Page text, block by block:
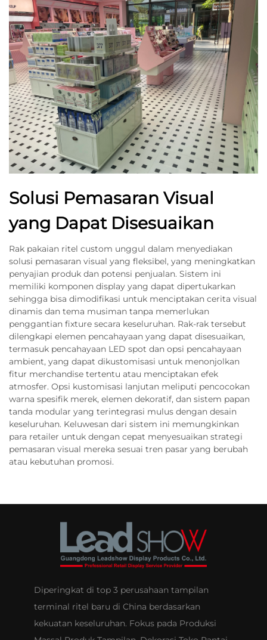
Solusi Pemasaran Visual
yang Dapat Disesuaikan
Rak pakaian ritel custom unggul dalam menyediakan
solusi pemasaran visual yang fleksibel, yang meningkatkan
penyajian produk dan potensi penjualan. Sistem ini
memiliki komponen display yang dapat dipertukarkan
sehingga bisa dimodifikasi untuk menciptakan cerita visual
dinamis dan tema musiman tanpa memerlukan
penggantian fixture secara keseluruhan. Rak-rak tersebut
dilengkapi elemen pencahayaan yang dapat disesuaikan,
termasuk pencahayaan LED spot dan opsi pencahayaan
ambient, yang dapat dikustomisasi untuk menonjolkan
fitur merchandise tertentu atau menciptakan efek
atmosfer. Opsi kustomisasi lanjutan meliputi pencocokan
warna spesifik merek, elemen dekoratif, dan sistem papan
tanda modular yang terintegrasi mulus dengan desain
keseluruhan. Keluwesan dari sistem ini memungkinkan
para retailer untuk dengan cepat menyesuaikan strategi
pemasaran visual mereka sesuai tren pasar yang berubah
atau kebutuhan promosi.
Diperingkat di top 3 perusahaan tampilan
terminal ritel baru di China berdasarkan
kekuatan keseluruhan. Fokus pada Produksi